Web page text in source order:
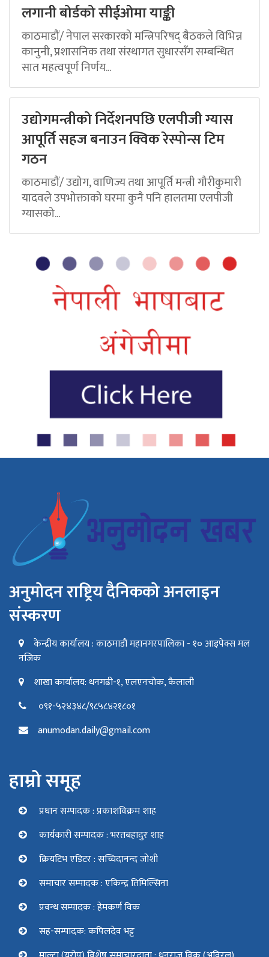
लगानी बोर्डको सीईओमा याङ्की
काठमाडौं/ नेपाल सरकारको मन्त्रिपरिषद् बैठकले विभिन्न
कानुनी, प्रशासनिक तथा संस्थागत सुधारसँग सम्बन्धित
सात महत्वपूर्ण निर्णय...
उद्योगमन्त्रीको निर्देशनपछि एलपीजी ग्यास
आपूर्ति सहज बनाउन क्विक रेस्पोन्स टिम
गठन
काठमाडौं/ उद्योग, वाणिज्य तथा आपूर्ति मन्त्री गौरीकुमारी
यादवले उपभोक्ताको घरमा कुनै पनि हालतमा एलपीजी
ग्यासको...
अनुमोदन राष्ट्रिय दैनिकको अनलाइन
संस्करण
केन्द्रीय कार्यालय : काठमाडौं महानगरपालिका - १० आइपेक्स मल
नजिक
शाखा कार्यालय: धनगढी-१, एलएनचोक, कैलाली
०९१-५२४३४८/९८५८४२१८०१
anumodan.daily@gmail.com
हाम्रो समूह
प्रधान सम्पादक : प्रकाशविक्रम शाह
कार्यकारी सम्पादक : भरतबहादुर शाह
क्रियटिभ एडिटर : सच्चिदानन्द जोशी
समाचार सम्पादक : एकिन्द्र तिमिल्सिना
प्रवन्ध सम्पादक : हेमकर्ण विक
सह-सम्पादक: कपिलदेव भट्ट